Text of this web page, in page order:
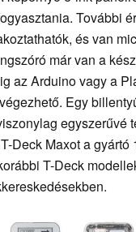
További
és van
már van a
az Arduino vagy a
Egy
egyszerűvé
Deck Maxot a gyártó
T-Deck